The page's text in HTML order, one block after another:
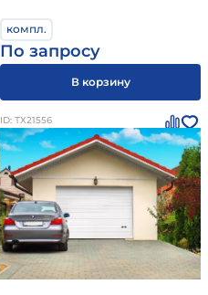
компл.
По запросу
В корзину
ID: ТХ21556